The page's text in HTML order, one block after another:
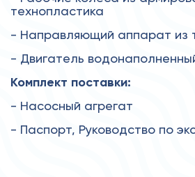
технопластика
- Направляющий аппарат из
- Двигатель
Комплект поставки:
- Насосный агрегат
- Паспорт, Руководство по